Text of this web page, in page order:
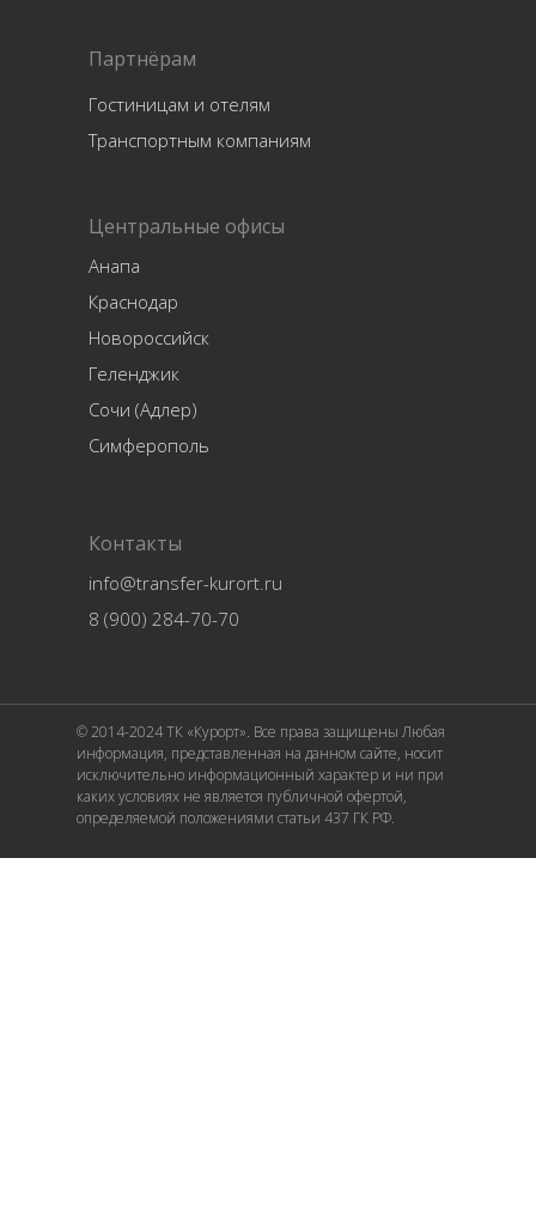
Центральные офисы
Анапа
Краснодар
Новороссийск
Геленджик
Сочи (Адлер)
Симферополь
Партнёрам
Гостиницам и отелям
Транспортным компаниям
Контакты
info@transfer-kurort.ru
8 (900) 284-70-70
© 2014-2024 ТК «Курорт». Все права защищены Любая
информация, представленная на данном сайте, носит
исключительно информационный характер и ни при
каких условиях не является публичной офертой,
определяемой положениями статьи 437 ГК РФ.